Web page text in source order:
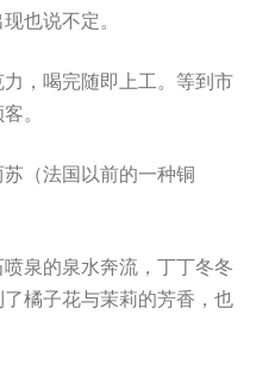
也说不定。
，喝完随即上工。等到市
。
（法国以前的一种铜
泉的泉水奔流，丁丁冬冬
橘子花与茉莉的芳香，也